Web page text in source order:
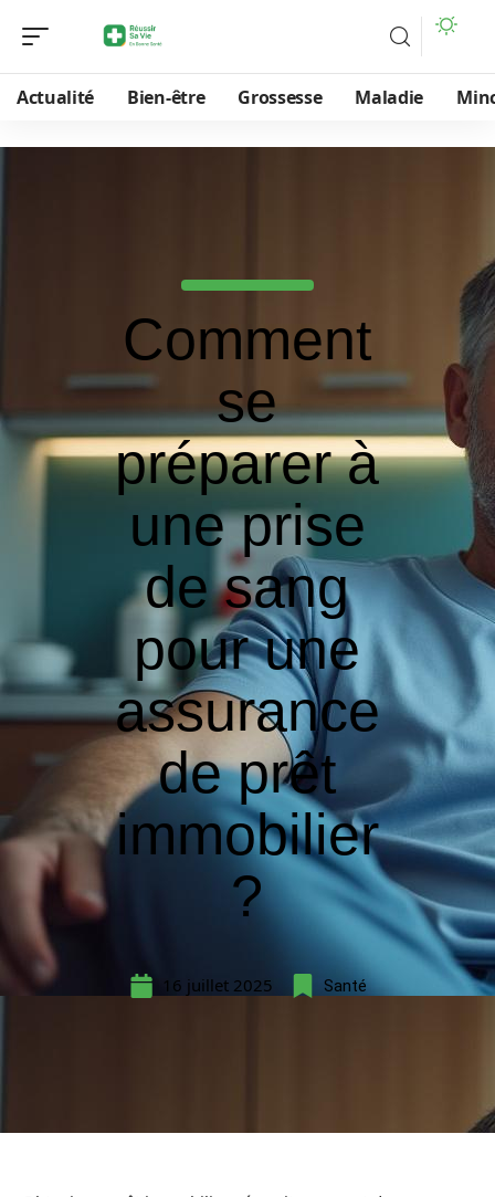
Actualité Bien-être Grossesse Maladie
Comment
se
préparer à
une prise
de sang
pour une
assurance
de prêt
immobilier
?
16 juillet 2025 Santé